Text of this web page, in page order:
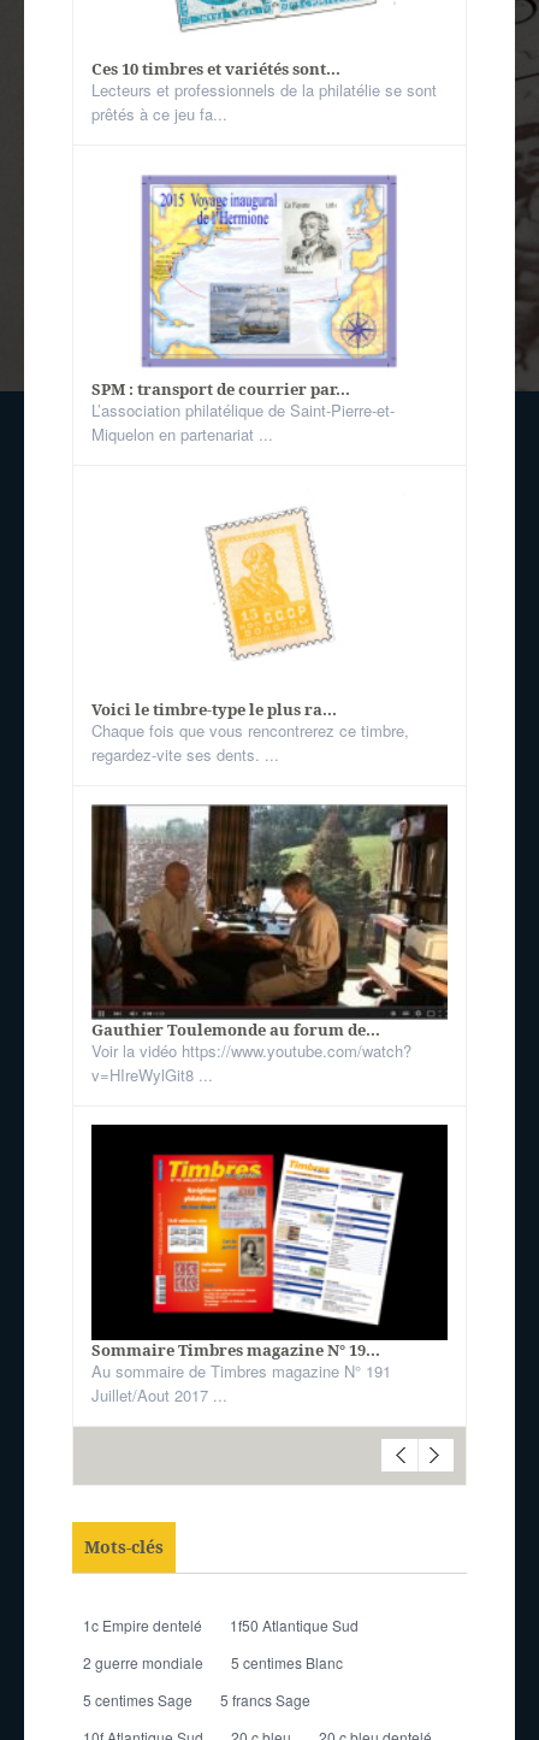
Ces 10 timbres et variétés sont...
Lecteurs et professionnels de la philatélie se sont
prêtés à ce jeu fa...
SPM : transport de courrier par...
L’association philatélique de Saint-Pierre-et-
Miquelon en partenariat ...
Voici le timbre-type le plus ra...
Chaque fois que vous rencontrerez ce timbre,
regardez-vite ses dents. ...
Gauthier Toulemonde au forum de...
Voir la vidéo https://www.youtube.com/watch?
v=HIreWylGit8 ...
Sommaire Timbres magazine N° 19...
Au sommaire de Timbres magazine N° 191
Juillet/Aout 2017 ...
Mots-clés
1c Empire dentelé
1f50 Atlantique Sud
2 guerre mondiale
5 centimes Blanc
5 centimes Sage
5 francs Sage